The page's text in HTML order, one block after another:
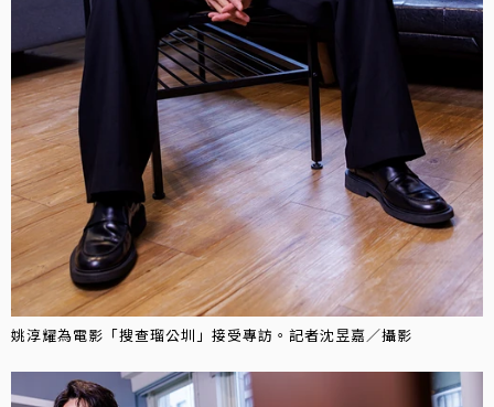
姚淳耀為電影「搜查瑠公圳」接受專訪。記者沈昱嘉／攝影